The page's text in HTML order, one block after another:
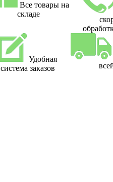
Все товары на
складе
Удобная
система заказов